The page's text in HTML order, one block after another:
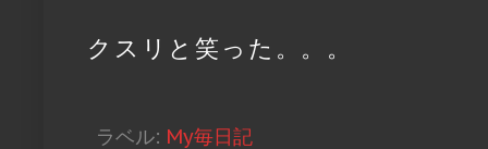
クスリと笑った。。。
ラベル: My毎日記